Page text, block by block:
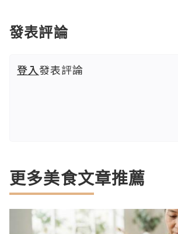
發表評論
登入發表評論
更多美食文章推薦